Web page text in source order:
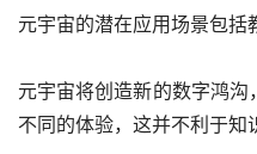
元宇宙的潜在应用场景包括
元宇宙将创造新的数字鸿
不同的体验，这并不利于知